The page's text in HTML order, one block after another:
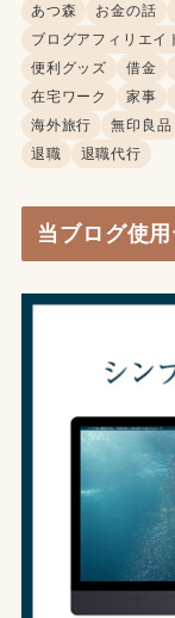
あつ森
お金の話
ブログアフィリエイ
便利グッズ
借金
在宅ワーク
家事
海外旅行
無印良品
退職
退職代行
当ブログ使